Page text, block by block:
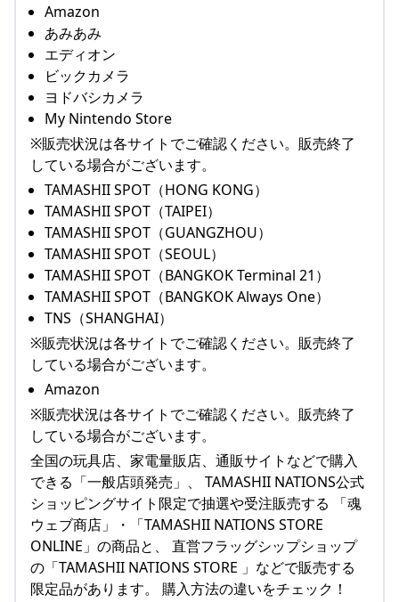
Amazon
あみあみ
エディオン
ビックカメラ
ヨドバシカメラ
My Nintendo Store
※販売状況は各サイトでご確認ください。販売終了
している場合がございます。
TAMASHII SPOT（HONG KONG）
TAMASHII SPOT（TAIPEI）
TAMASHII SPOT（GUANGZHOU）
TAMASHII SPOT（SEOUL）
TAMASHII SPOT（BANGKOK Terminal 21）
TAMASHII SPOT（BANGKOK Always One）
TNS（SHANGHAI）
※販売状況は各サイトでご確認ください。販売終了
している場合がございます。
Amazon
※販売状況は各サイトでご確認ください。販売終了
している場合がございます。
全国の玩具店、家電量販店、通販サイトなどで購入
できる「一般店頭発売」、 TAMASHII NATIONS公式
ショッピングサイト限定で抽選や受注販売する 「魂
ウェブ商店」・「TAMASHII NATIONS STORE
ONLINE」の商品と、 直営フラッグシップショップ
の「TAMASHII NATIONS STORE 」などで販売する
限定品があります。 購入方法の違いをチェック！